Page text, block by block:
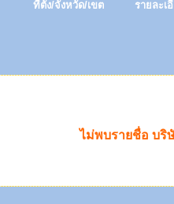
ที่ตั้ง/จังหวัด/เขต รายละเ
ไม่พบรายชื่อ บริ